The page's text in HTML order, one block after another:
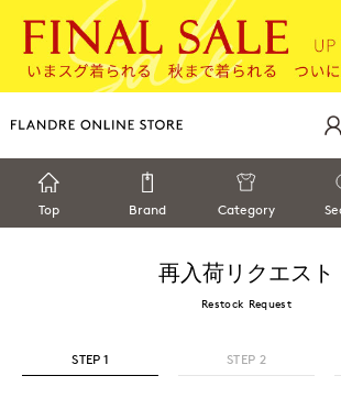
Top Brand Category
再入荷リクエスト
Restock Request
STEP 1 STEP 2